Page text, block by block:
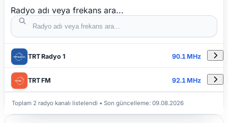
Radyo adı veya frekans ara...
RADYO ADI DETAYLAR
TRT Radyo 1 90.1 MHz
TRT FM 92.1 MHz
Toplam 2 radyo kanalı listelendi • Son güncelleme:09.08.2026